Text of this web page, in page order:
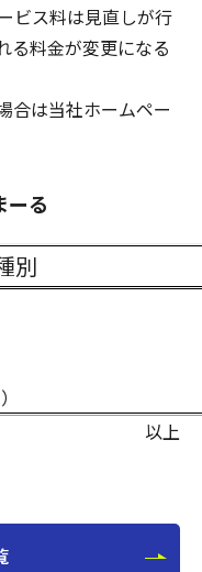
ビス料は見直しが行
る料金が変更になる
合は当社ホームペー
ーる
別
以上